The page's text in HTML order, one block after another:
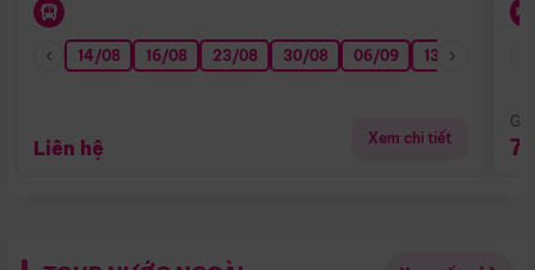
14/08 16/08 23/08 30/08 06/09 13/09
Liên hệ Xem chi tiết